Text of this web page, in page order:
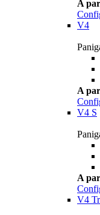
A
V4
A
V4 S
A
V4